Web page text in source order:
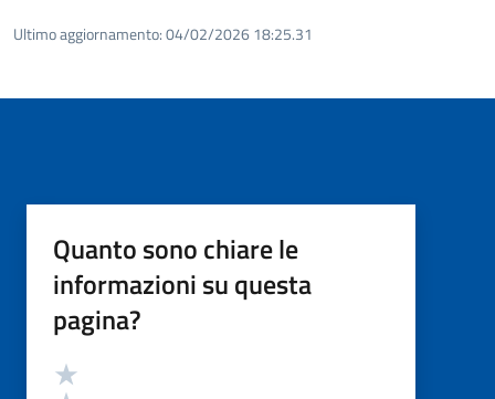
Ultimo aggiornamento:04/02/2026 18:25.31
Quanto sono chiare le
informazioni su questa
pagina?
Valutazione